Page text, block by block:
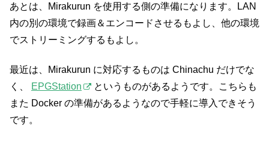
あとは、Mirakurun を使用する側の準備になります。LAN
内の別の環境で録画＆エンコードさせるもよし、他の環境
でストリーミングするもよし。
最近は、Mirakurun に対応するものは Chinachu だけでな
く、
EPGStation
というものがあるようです。こちらも
また Docker の準備があるようなので手軽に導入できそう
です。